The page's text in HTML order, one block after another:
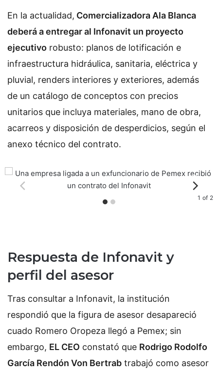
En la actualidad, Comercializadora Ala Blanca
deberá a entregar al Infonavit un proyecto
ejecutivo robusto: planos de lotificación e
infraestructura hidráulica, sanitaria, eléctrica y
pluvial, renders interiores y exteriores, además
de un catálogo de conceptos con precios
unitarios que incluya materiales, mano de obra,
acarreos y disposición de desperdicios, según el
anexo técnico del contrato.
1 of 2
Respuesta de Infonavit y
perfil del asesor
Tras consultar a Infonavit, la institución
respondió que la figura de asesor desapareció
cuado Romero Oropeza llegó a Pemex; sin
embargo, EL CEO constató que Rodrigo Rodolfo
García Rendón Von Bertrab trabajó como asesor